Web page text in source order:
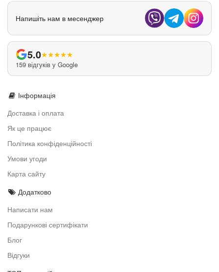
Напишіть нам в месенджер
5.0★★★★★
159 відгуків у Google
Інформація
Доставка і оплата
Як це працює
Політика конфіденційності
Умови угоди
Карта сайту
Додатково
Написати нам
Подарункові сертифікати
Блог
Відгуки